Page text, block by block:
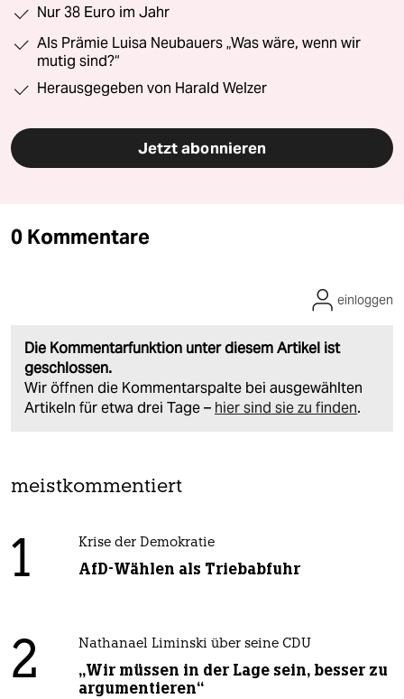
Nur 38 Euro im Jahr
Als Prämie Luisa Neubauers „Was wäre, wenn wir
mutig sind?“
Herausgegeben von Harald Welzer
Jetzt abonnieren
0 Kommentare
Die Kommentarfunktion unter diesem Artikel ist
geschlossen.
Wir öffnen die Kommentarspalte bei ausgewählten
Artikeln für etwa drei Tage – hier sind sie zu finden.
einloggen
meistkommentiert
1 Krise der Demokratie
AfD-Wählen als Triebabfuhr
2 Nathanael Liminski über seine CDU
„Wir müssen in der Lage sein, besser zu
argumentieren“